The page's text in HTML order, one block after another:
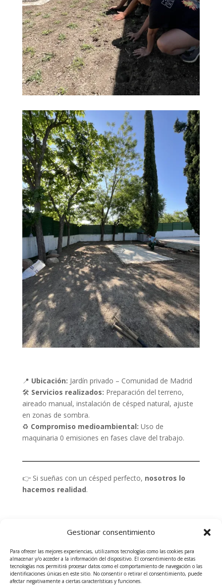
Gestionar consentimiento
Para ofrecer las mejores experiencias, utilizamos tecnologías como las cookies para
almacenar y/o acceder a la información del dispositivo. El consentimiento de estas
tecnologías nos permitirá procesar datos como el comportamiento de navegación o las
identificaciones únicas en este sitio. No consentir o retirar el consentimiento, puede
afectar negativamente a ciertas características y funciones.
📍 Ubicación: Jardín privado – Comunidad de Madrid
🛠️ Servicios realizados: Preparación del terreno,
aireado manual, instalación de césped natural, ajuste
en zonas de sombra.
♻️ Compromiso medioambiental: Uso de
maquinaria 0 emisiones en fases clave del trabajo.
👉 Si sueñas con un césped perfecto, nosotros lo
hacemos realidad.
«Si sueñas con un césped
perfecto,nosotros lo
hacemos realidad.»